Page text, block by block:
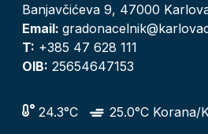
Banjavčićeva 9, 47000
Email:
T: +385 47 628 111
OIB: 25654647153
24.3°C
25.0°C Korana/